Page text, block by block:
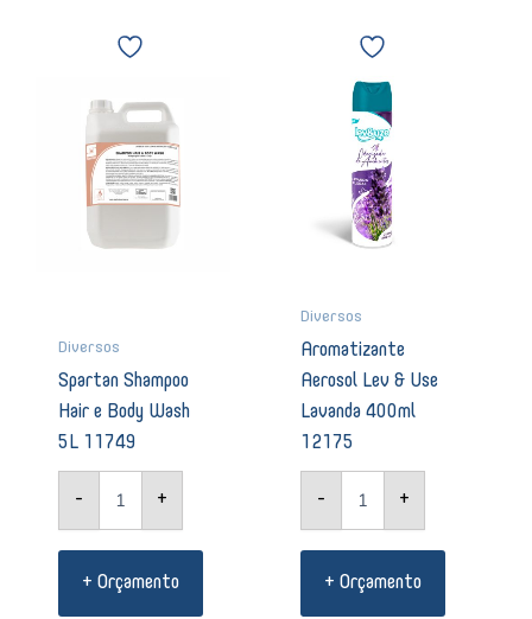
Diversos
Spartan Shampoo
Hair e Body Wash
5L 11749
-
Shampoo
e
Body
Wash
5L
11749
+
+ Orçamento
Diversos
Aromatizante
Aerosol Lev & Use
Lavanda 400ml
12175
-
Aerosol
Lev
Use
Lavanda
400ml
12175
quantidade
+
+ Orçamento